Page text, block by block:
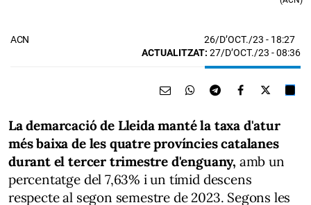
ACN 26/D’OCT./23 - 18:27
ACTUALITZAT: 27/D’OCT./23 - 08:36
La demarcació de Lleida manté la taxa d'atur
més baixa de les quatre províncies catalanes
durant el tercer trimestre d'enguany, amb un
percentatge del 7,63% i un tímid descens
respecte al segon semestre de 2023. Segons les